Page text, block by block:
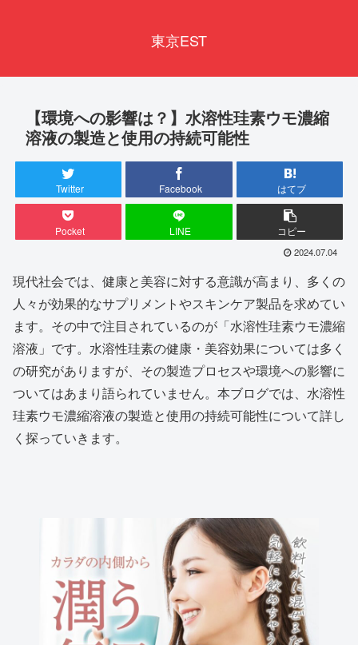
東京EST
【環境への影響は？】水溶性珪素ウモ濃縮
溶液の製造と使用の持続可能性
Twitter Facebook はてブ
Pocket LINE コピー
2024.07.04
現代社会では、健康と美容に対する意識が高まり、多くの
人々が効果的なサプリメントやスキンケア製品を求めてい
ます。その中で注目されているのが「水溶性珪素ウモ濃縮
溶液」です。水溶性珪素の健康・美容効果については多く
の研究がありますが、その製造プロセスや環境への影響に
ついてはあまり語られていません。本ブログでは、水溶性
珪素ウモ濃縮溶液の製造と使用の持続可能性について詳し
く探っていきます。